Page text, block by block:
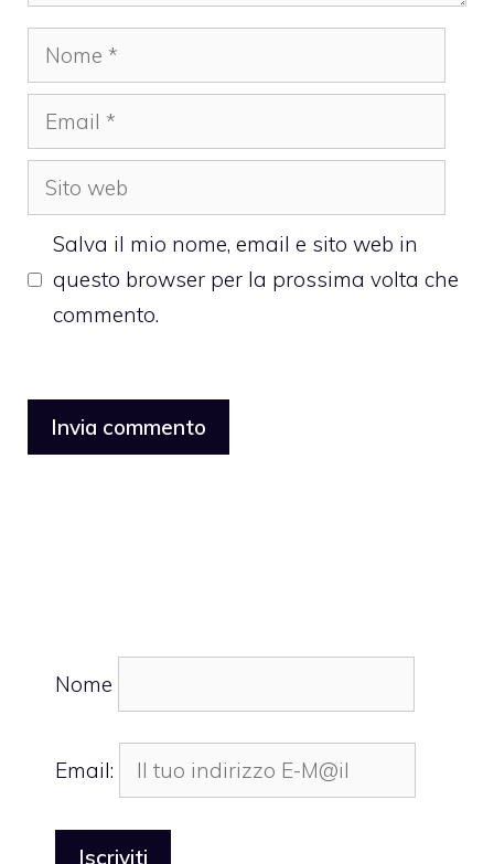
Nome
Email
Sito
web
Salva il mio nome, email e sito web in
questo browser per la prossima volta che
commento.
Nome
Email: